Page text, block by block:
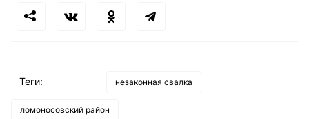
Теги: незаконная свалка
ломоносовский район